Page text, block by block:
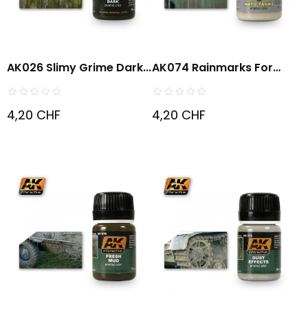
AK026 Slimy Grime Dark...
4,20 CHF
AK074 Rainmarks For
NATO...
4,20 CHF